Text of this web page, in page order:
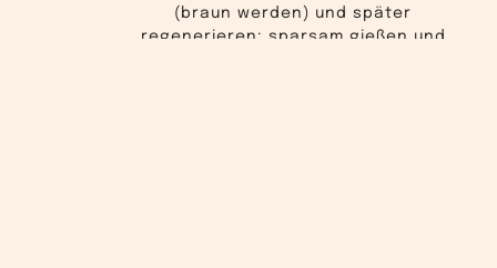
(braun werden) und später
regenerieren; sparsam gießen und